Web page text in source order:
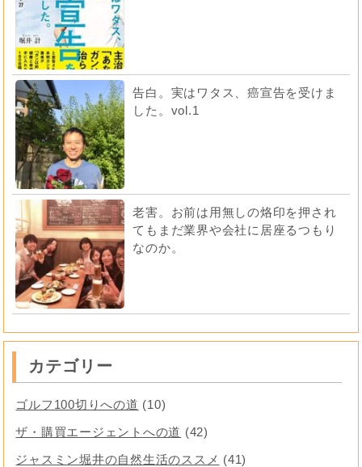
告白。実はワタス、癌宣告を受けま
した。vol.1
老害。お前は用無しの烙印を押され
てもまだ業界や会社に居座るつもり
なのか。
カテゴリー
ゴルフ100切りへの道 (10)
ザ・購買エージェントへの道 (42)
ジャスミン堀井の自然生活のススメ (41)